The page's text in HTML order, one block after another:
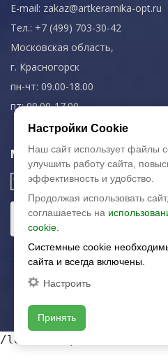
E-mail: zakaz@artkeramika-opt.ru
Тел.: +7 (499) 703-30-42
Московская область,
г. Красногорск
пн-чт: 09.00-18.00
пт: 09.00-17.00
Мы в соц. сетях
© 2003-2026
/local/templates/
Настройки Cookie
Наш сайт использует файлы
улучшить работу сайта,
эффективность и удобство.
Продолжая использовать
соглашаетесь на
cookie.
Системные cookie
сайта и всегда включены.
Настроить
Принять